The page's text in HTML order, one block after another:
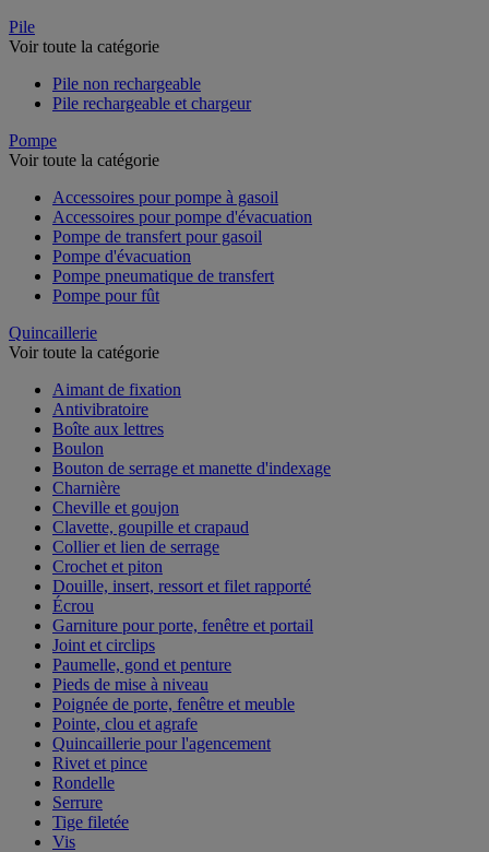
Pile
Voir toute la catégorie
Pile non rechargeable
Pile rechargeable et chargeur
Pompe
Voir toute la catégorie
Accessoires pour pompe à gasoil
Accessoires pour pompe d'évacuation
Pompe de transfert pour gasoil
Pompe d'évacuation
Pompe pneumatique de transfert
Pompe pour fût
Quincaillerie
Voir toute la catégorie
Aimant de fixation
Antivibratoire
Boîte aux lettres
Boulon
Bouton de serrage et manette d'indexage
Charnière
Cheville et goujon
Clavette, goupille et crapaud
Collier et lien de serrage
Crochet et piton
Douille, insert, ressort et filet rapporté
Écrou
Garniture pour porte, fenêtre et portail
Joint et circlips
Paumelle, gond et penture
Pieds de mise à niveau
Poignée de porte, fenêtre et meuble
Pointe, clou et agrafe
Quincaillerie pour l'agencement
Rivet et pince
Rondelle
Serrure
Tige filetée
Vis